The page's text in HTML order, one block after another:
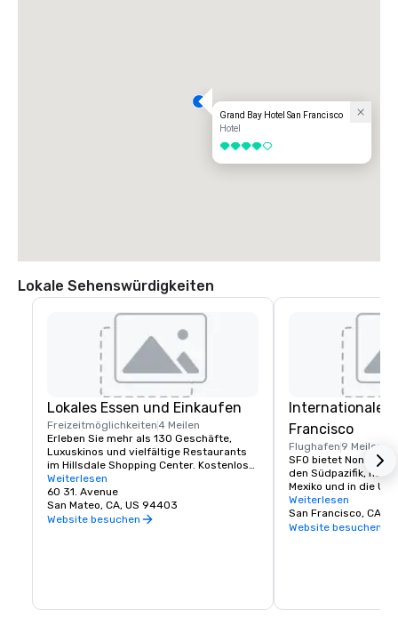
Grand Bay Hotel San Francisco
Hotel
4 von 5
Lokale Sehenswürdigkeiten
Lokales Essen und Einkaufen
Freizeitmöglichkeiten4 Meilen
Erleben Sie mehr als 130 Geschäfte,
Luxuskinos und vielfältige Restaurants
im Hillsdale Shopping Center. Kostenlose
Parkplätze und Caltrain zugänglich. Das
beliebteste Einkaufsziel der Halbinsel.
Weiterlesen
60 31. Avenue
San Mateo, CA, US 94403
Website besuchen
Internationaler
Francisco
Flughafen 9 Meilen
SFO bietet Nonstop-
den Südpazifik, nach
Mexiko und in die
Einrichtungen,
Restaurants und
Weiterlesen
San Francisco, CA,
Website besuchen